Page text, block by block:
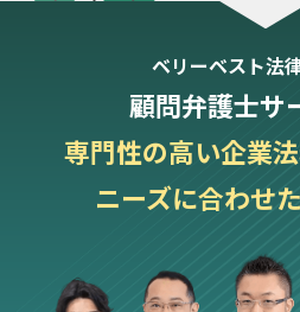
ベリーベスト法
顧問弁護士サ
専門性の高い企業
ニーズに合わせ